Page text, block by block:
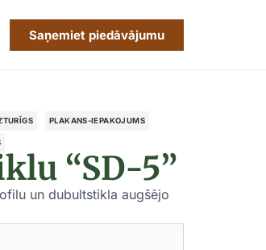
Saņemiet piedāvājumu
PLAKANS-IEPAKOJUMS
“SD-5”
un dubultstikla augšējo